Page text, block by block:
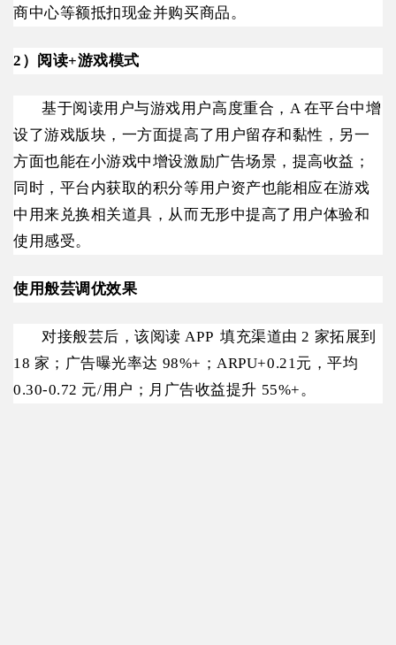
商中心等额抵扣现金并购买商品。
2）阅读+游戏模式
基于阅读用户与游戏用户高度重合，A 在平台中增
设了游戏版块，一方面提高了用户留存和黏性，另一
方面也能在小游戏中增设激励广告场景，提高收益；
同时，平台内获取的积分等用户资产也能相应在游戏
中用来兑换相关道具，从而无形中提高了用户体验和
使用感受。
使用般芸调优效果
对接般芸后，该阅读 APP 填充渠道由 2 家拓展到
18 家；广告曝光率达 98%+；ARPU+0.21元，平均
0.30-0.72 元/用户；月广告收益提升 55%+。